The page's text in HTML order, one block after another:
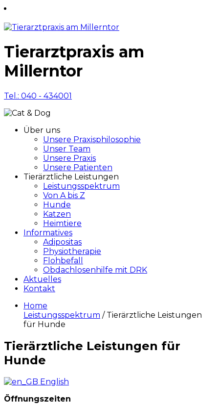
Tierarztpraxis am
Millerntor
Tel.: 040 - 434001
Über uns
Unsere Praxisphilosophie
Unser Team
Unsere Praxis
Unsere Patienten
Tierärztliche Leistungen
Leistungsspektrum
Von A bis Z
Hunde
Katzen
Heimtiere
Informatives
Adipositas
Physiotherapie
Flohbefall
Obdachlosenhilfe mit DRK
Aktuelles
Kontakt
Home
Leistungsspektrum / Tierärztliche Leistungen
für Hunde
Tierärztliche Leistungen für
Hunde
English
Öffnungszeiten